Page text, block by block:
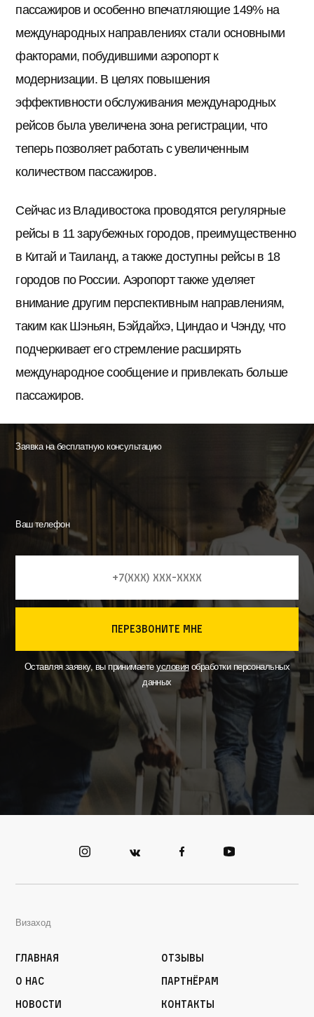
пассажиров и особенно впечатляющие 149% на
международных направлениях стали основными
факторами, побудившими аэропорт к
модернизации. В целях повышения
эффективности обслуживания международных
рейсов была увеличена зона регистрации, что
теперь позволяет работать с увеличенным
количеством пассажиров.
Сейчас из Владивостока проводятся регулярные
рейсы в 11 зарубежных городов, преимущественно
в Китай и Таиланд, а также доступны рейсы в 18
городов по России. Аэропорт также уделяет
внимание другим перспективным направлениям,
таким как Шэньян, Бэйдайхэ, Циндао и Чэнду, что
подчеркивает его стремление расширять
международное сообщение и привлекать больше
пассажиров.
Заявка на бесплатную консультацию
Ваш телефон
перезвоните мне
Оставляя заявку, вы принимаетеусловияобработки персональных
данных
Визаход
Главная
О нас
Новости
Отзывы
Партнёрам
Контакты